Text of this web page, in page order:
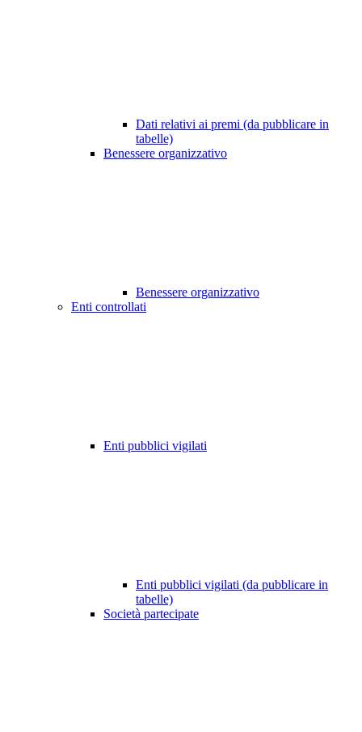
Dati relativi ai premi (da pubblicare in
tabelle)
Benessere organizzativo
Benessere organizzativo
Enti controllati
Enti pubblici vigilati
Enti pubblici vigilati (da pubblicare in
tabelle)
Società partecipate